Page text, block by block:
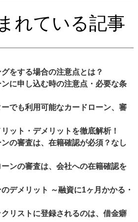
れている記事
をする場合の注意点とは？
に申し込む時の注意点・必要な条
でも利用可能なカードローン、審
ット・デメリットを徹底解析！
の審査は、在籍確認が必須？なし
ンの審査は、会社への在籍確認を
デメリット ～融資に1ヶ月かかる・
リストに登録されるのは、借金癖